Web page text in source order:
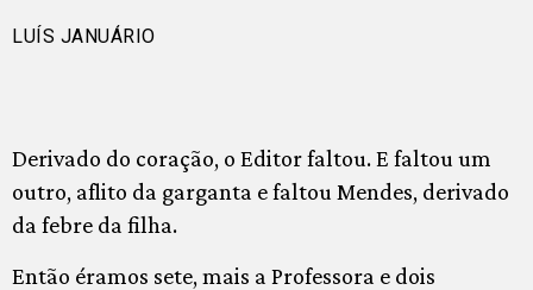
LUÍS JANUÁRIO
Derivado do coração, o Editor faltou. E faltou um
outro, aflito da garganta e faltou Mendes, derivado
da febre da filha.
Então éramos sete, mais a Professora e dois